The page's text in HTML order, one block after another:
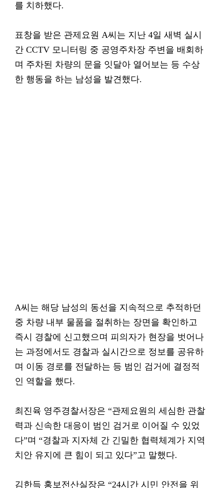
를 치하했다.
표창을 받은 관제요원 A씨는 지난 4일 새벽 실시
간 CCTV 모니터링 중 공영주차장 주변을 배회하
며 주차된 차량의 문을 잇달아 열어보는 등 수상
한 행동을 하는 남성을 발견했다.
A씨는 해당 남성의 동선을 지속적으로 추적하던
중 차량 내부 물품을 절취하는 장면을 확인하고
즉시 경찰에 신고했으며 피의자가 현장을 벗어나
는 과정에서도 경찰과 실시간으로 정보를 공유하
며 이동 경로를 전달하는 등 범인 검거에 결정적
인 역할을 했다.
최진육 영주경찰서장은 “관제요원의 세심한 관찰
력과 신속한 대응이 범인 검거로 이어질 수 있었
다”며 “경찰과 지자체 간 긴밀한 협력체계가 지역
치안 유지에 큰 힘이 되고 있다”고 말했다.
김한득 홍보전산실장은 “24시간 시민 안전을 위